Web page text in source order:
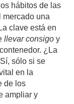
hábitos de las
mercado una
clave está en
llevar consigo y
¿La
sólo si se
en la
de los
ampliar y